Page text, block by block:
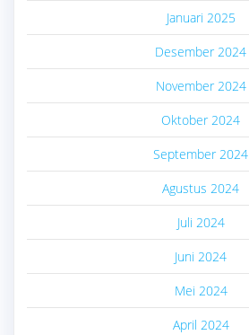
Januari 2025
Desember 2024
November 2024
Oktober 2024
September 2024
Agustus 2024
Juli 2024
Juni 2024
Mei 2024
April 2024